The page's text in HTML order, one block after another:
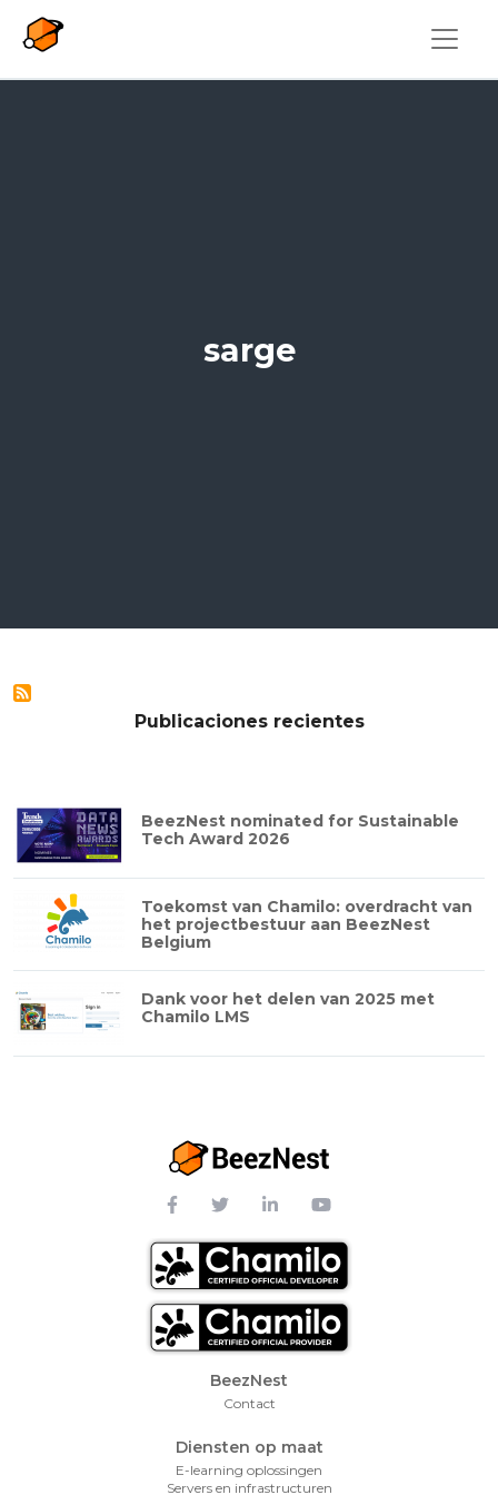
sarge
Publicaciones recientes
BeezNest nominated for Sustainable
Tech Award 2026
Toekomst van Chamilo: overdracht van
het projectbestuur aan BeezNest
Belgium
Dank voor het delen van 2025 met
Chamilo LMS
Footer MenuBeezNest
Contact
Diensten op maat
E-learning oplossingen
Servers en infrastructuren